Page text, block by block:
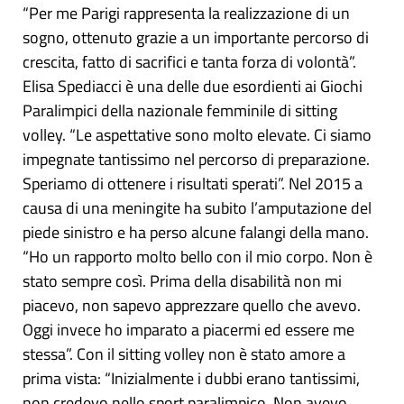
“Per me Parigi rappresenta la realizzazione di un
sogno, ottenuto grazie a un importante percorso di
crescita, fatto di sacrifici e tanta forza di volontà”.
Elisa Spediacci è una delle due esordienti ai Giochi
Paralimpici della nazionale femminile di sitting
volley. “Le aspettative sono molto elevate. Ci siamo
impegnate tantissimo nel percorso di preparazione.
Speriamo di ottenere i risultati sperati”. Nel 2015 a
causa di una meningite ha subito l’amputazione del
piede sinistro e ha perso alcune falangi della mano.
“Ho un rapporto molto bello con il mio corpo. Non è
stato sempre così. Prima della disabilità non mi
piacevo, non sapevo apprezzare quello che avevo.
Oggi invece ho imparato a piacermi ed essere me
stessa”. Con il sitting volley non è stato amore a
prima vista: “Inizialmente i dubbi erano tantissimi,